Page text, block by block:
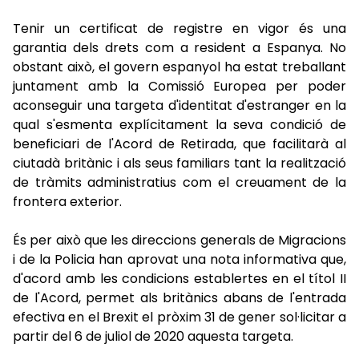
Tenir un certificat de registre en vigor és una
garantia dels drets com a resident a Espanya. No
obstant això, el govern espanyol ha estat treballant
juntament amb la Comissió Europea per poder
aconseguir una targeta d'identitat d'estranger en la
qual s'esmenta explícitament la seva condició de
beneficiari de l'Acord de Retirada, que facilitarà al
ciutadà britànic i als seus familiars tant la realització
de tràmits administratius com el creuament de la
frontera exterior.
És per això que les direccions generals de Migracions
i de la Policia han aprovat una nota informativa que,
d'acord amb les condicions establertes en el títol II
de l'Acord, permet als britànics abans de l'entrada
efectiva en el Brexit el pròxim 31 de gener sol·licitar a
partir del 6 de juliol de 2020 aquesta targeta.